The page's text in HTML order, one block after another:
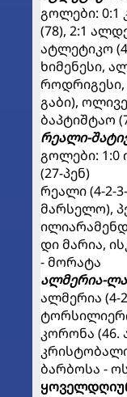
გოლები: 0:1
(78), 2:1
ატლეტიკო
ხიმენესი,
როდრიგესი,
გაბი),
ბაპტიშტაო
რეალი-
გოლები: 1:0
(27-პენ)
რეალი (4-2-
მარსელო),
დი მარია,
- მორატა
ალმერია-
ალმერია (4-
კორონა (46.
ბარბოსა -